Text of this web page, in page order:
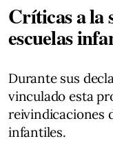
Críticas a la
escuelas
Durante sus
vinculado esta
reivindicaciones
infantiles.